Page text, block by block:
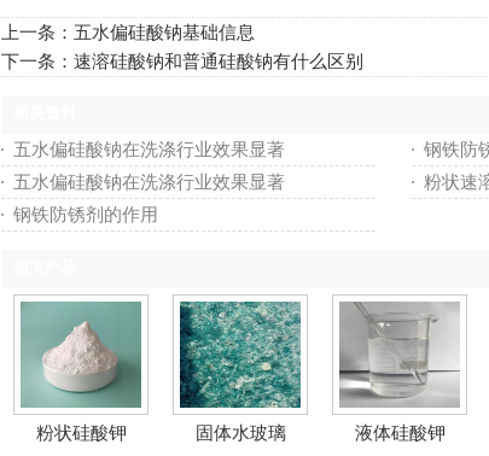
上一条： 五水偏硅酸钠基础信息
下一条： 速溶硅酸钠和普通硅酸钠有什么区别
五水偏硅酸钠在洗涤行业效果显著
钢铁防
五水偏硅酸钠在洗涤行业效果显著
粉状速
钢铁防锈剂的作用
粉状硅酸钾 固体水玻璃 液体硅酸钾